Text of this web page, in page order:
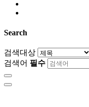
Search
검색대상
검색어 필수